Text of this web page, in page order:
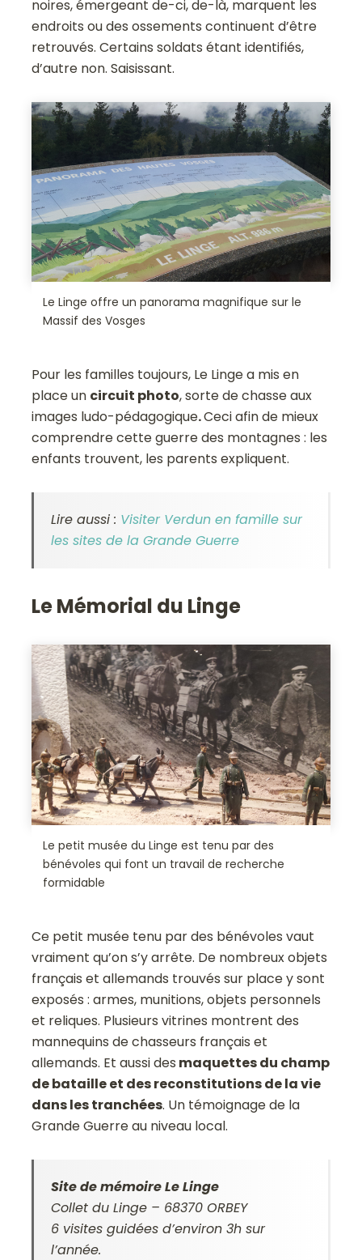
noires, émergeant de-ci, de-là, marquent les
endroits ou des ossements continuent d’être
retrouvés. Certains soldats étant identifiés,
d’autre non. Saisissant.
Le Linge offre un panorama magnifique sur le
Massif des Vosges
Pour les familles toujours, Le Linge a mis en
place un circuit photo, sorte de chasse aux
images ludo-pédagogique.Ceci afin de mieux
comprendre cette guerre des montagnes : les
enfants trouvent, les parents expliquent.
Lire aussi : Visiter Verdun en famille sur
les sites de la Grande Guerre
Le Mémorial du Linge
Le petit musée du Linge est tenu par des
bénévoles qui font un travail de recherche
formidable
Ce petit musée tenu par des bénévoles vaut
vraiment qu’on s’y arrête. De nombreux objets
français et allemands trouvés sur place y sont
exposés : armes, munitions, objets personnels
et reliques. Plusieurs vitrines montrent des
mannequins de chasseurs français et
allemands. Et aussi des maquettes du champ
de bataille et des reconstitutions de la vie
dans les tranchées. Un témoignage de la
Grande Guerre au niveau local.
Site de mémoire Le Linge
Collet du Linge – 68370 ORBEY
6 visites guidées d’environ 3h sur
l’année.